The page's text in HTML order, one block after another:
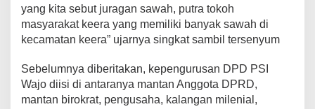
a
j
o
yang kita sebut juragan sawah, putra tokoh
masyarakat keera yang memiliki banyak sawah di
kecamatan keera” ujarnya singkat sambil tersenyum
Sebelumnya diberitakan, kepengurusan DPD PSI
Wajo diisi di antaranya mantan Anggota DPRD,
mantan birokrat, pengusaha, kalangan milenial,